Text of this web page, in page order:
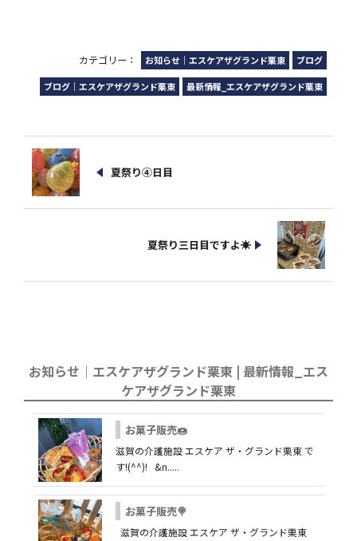
カテゴリー： お知らせ｜エスケアザグランド栗東 ブログ
ブログ｜エスケアザグランド栗東 最新情報_エスケアザグランド栗東
夏祭り④日目
夏祭り三日目ですよ☀
お知らせ｜エスケアザグランド栗東 | 最新情報_エス
ケアザグランド栗東
お菓子販売🍩
滋賀の介護施設 エスケア ザ・グランド栗東 で
す!(^^)! &n.....
お菓子販売🍭
滋賀の介護施設 エスケア ザ・グランド栗東